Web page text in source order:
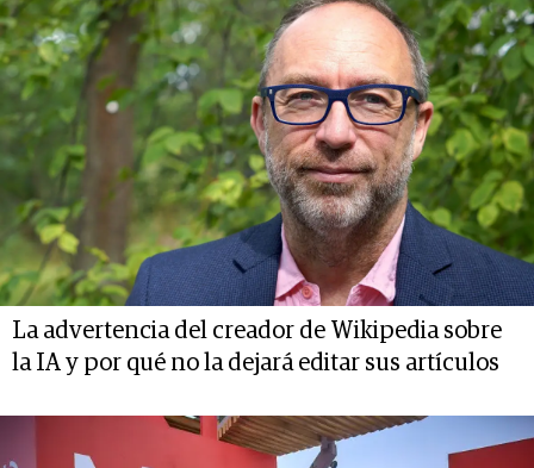
La advertencia del creador de Wikipedia sobre
la IA y por qué no la dejará editar sus artículos